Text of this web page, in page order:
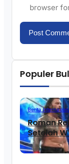
browser
Populer
Berita
Roman
Setelah